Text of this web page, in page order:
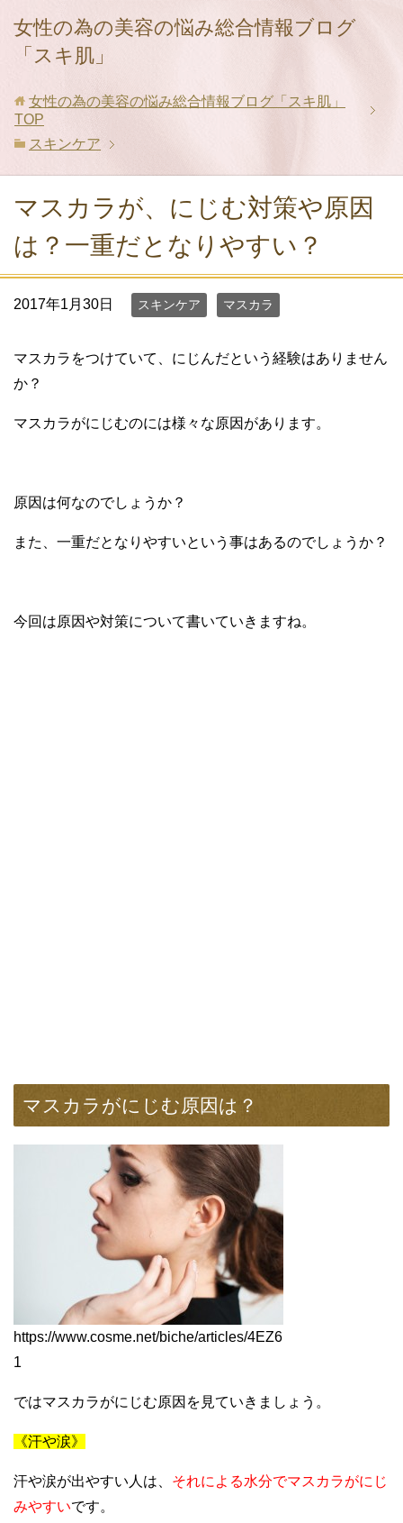
女性の為の美容の悩み総合情報ブログ
「スキ肌」
女性の為の美容の悩み総合情報ブログ「スキ肌」
TOP
スキンケア
マスカラが、にじむ対策や原因
は？一重だとなりやすい？
2017年1月30日 スキンケア マスカラ
マスカラをつけていて、にじんだという経験はありません
か？
マスカラがにじむのには様々な原因があります。
原因は何なのでしょうか？
また、一重だとなりやすいという事はあるのでしょうか？
今回は原因や対策について書いていきますね。
マスカラがにじむ原因は？
https://www.cosme.net/biche/articles/4EZ6
1
ではマスカラがにじむ原因を見ていきましょう。
《汗や涙》
汗や涙が出やすい人は、 それによる水分でマスカラがにじ
みやすいです。